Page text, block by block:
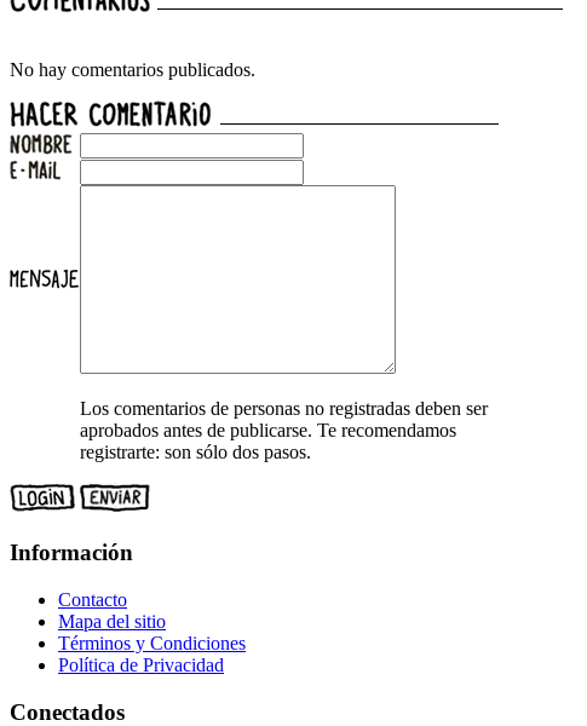
No hay comentarios publicados.
Los comentarios de personas no registradas deben ser
aprobados antes de publicarse. Te recomendamos
registrarte: son sólo dos pasos.
Información
Contacto
Mapa del sitio
Términos y Condiciones
Política de Privacidad
Conectados